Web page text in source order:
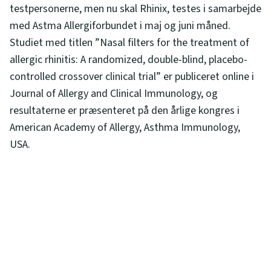
testpersonerne, men nu skal Rhinix, testes i samarbejde
med Astma Allergiforbundet i maj og juni måned.
Studiet med titlen ”Nasal filters for the treatment of
allergic rhinitis: A randomized, double-blind, placebo-
controlled crossover clinical trial” er publiceret online i
Journal of Allergy and Clinical Immunology, og
resultaterne er præsenteret på den årlige kongres i
American Academy of Allergy, Asthma Immunology,
USA.